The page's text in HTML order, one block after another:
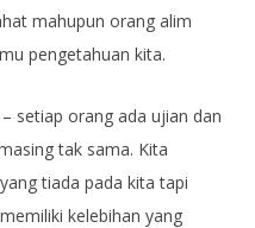
mahupun orang alim
pengetahuan kita.
– setiap orang ada ujian dan
tak sama. Kita
tiada pada kita tapi
kelebihan yang